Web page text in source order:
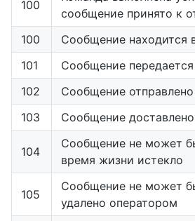
100
сообщение принято к
100
Сообщение находится
101
Сообщение
102
Сообщение
103
Сообщение доставлено
104
Сообщение не может
время жизни истекло
105
Сообщение не может
удалено оператором